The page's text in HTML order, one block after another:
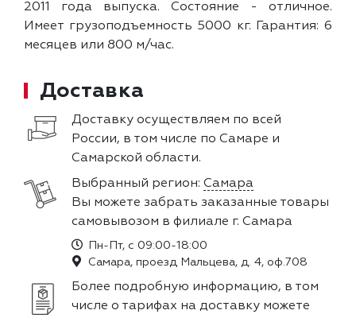
2011 года выпуска. Состояние - отличное.
Имеет грузоподъемность 5000 кг. Гарантия: 6
месяцев или 800 м/час.
Доставка
Доставку осуществляем по всей
России, в том числе по Самаре и
Самарской области.
Выбранный регион: Самара
Вы можете забрать заказанные товары
самовывозом в филиале г. Самара
Пн-Пт, с 09:00-18:00
Самара, проезд Мальцева, д. 4, оф.708
Более подробную информацию, в том
числе о тарифах на доставку можете